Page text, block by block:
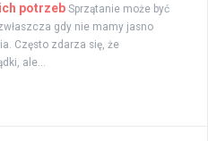
potrzeb Sprzątanie może być
gdy nie mamy jasno
Często zdarza się, że
ale...